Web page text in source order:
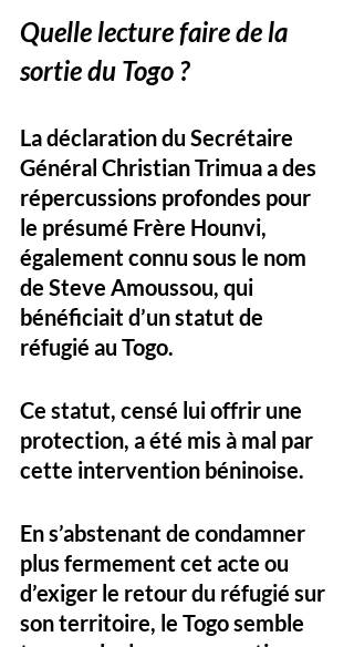
Quelle lecture faire de la
sortie du Togo ?
La déclaration du Secrétaire
Général Christian Trimua a des
répercussions profondes pour
le présumé Frère Hounvi,
également connu sous le nom
de Steve Amoussou, qui
bénéficiait d’un statut de
réfugié au Togo.
Ce statut, censé lui offrir une
protection, a été mis à mal par
cette intervention béninoise.
En s’abstenant de condamner
plus fermement cet acte ou
d’exiger le retour du réfugié sur
son territoire, le Togo semble